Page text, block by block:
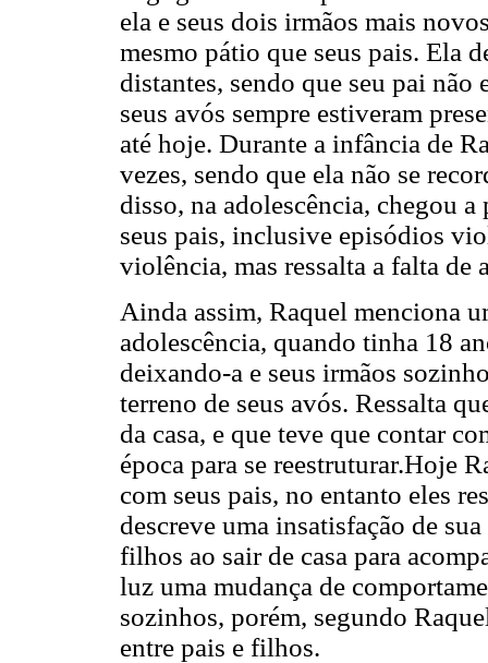
ela e seus dois irmãos mais
mesmo pátio que seus pais. Ela
distantes, sendo que seu pai não
seus avós sempre estiveram
até hoje. Durante a infância de
vezes, sendo que ela não se
disso, na adolescência, chegou
seus pais, inclusive episódios
violência, mas ressalta a falta de
Ainda assim, Raquel menciona
adolescência, quando tinha 18
deixando-a e seus irmãos
terreno de seus avós. Ressalta
da casa, e que teve que contar
época para se reestruturar.Hoje
com seus pais, no entanto eles
descreve uma insatisfação de
filhos ao sair de casa para
luz uma mudança de
sozinhos, porém, segundo
entre pais e filhos.